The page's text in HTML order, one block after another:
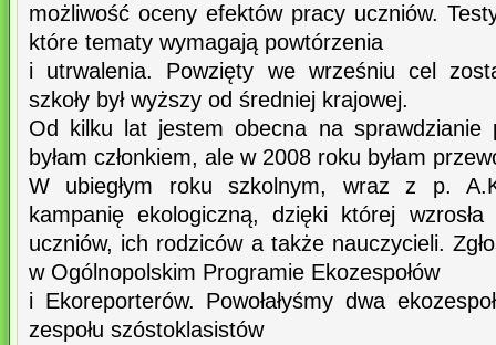
możliwość oceny efektów pracy uczniów.
które tematy wymagają powtórzenia
i utrwalenia. Powzięty we wrześniu cel
szkoły był wyższy od średniej krajowej.
Od kilku lat jestem obecna na sprawdzianie
byłam członkiem, ale w 2008 roku byłam
W ubiegłym roku szkolnym, wraz z p.
kampanię ekologiczną, dzięki której wzrosła
uczniów, ich rodziców a także nauczycieli.
w Ogólnopolskim Programie Ekozespołów
i Ekoreporterów. Powołałyśmy dwa
zespołu szóstoklasistów